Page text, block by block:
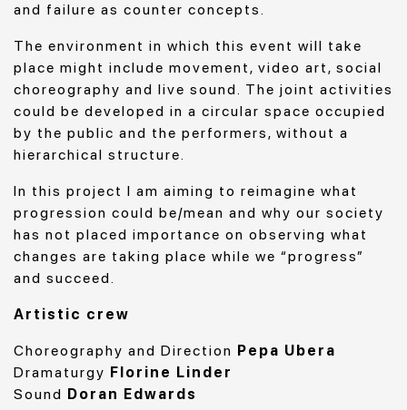
and failure as counter concepts.
The environment in which this event will take
place might include movement, video art, social
choreography and live sound. The joint activities
could be developed in a circular space occupied
by the public and the performers, without a
hierarchical structure.
In this project I am aiming to reimagine what
progression could be/mean and why our society
has not placed importance on observing what
changes are taking place while we “progress”
and succeed.
Artistic crew
Choreography and Direction Pepa Ubera
Dramaturgy Florine Linder
Sound Doran Edwards